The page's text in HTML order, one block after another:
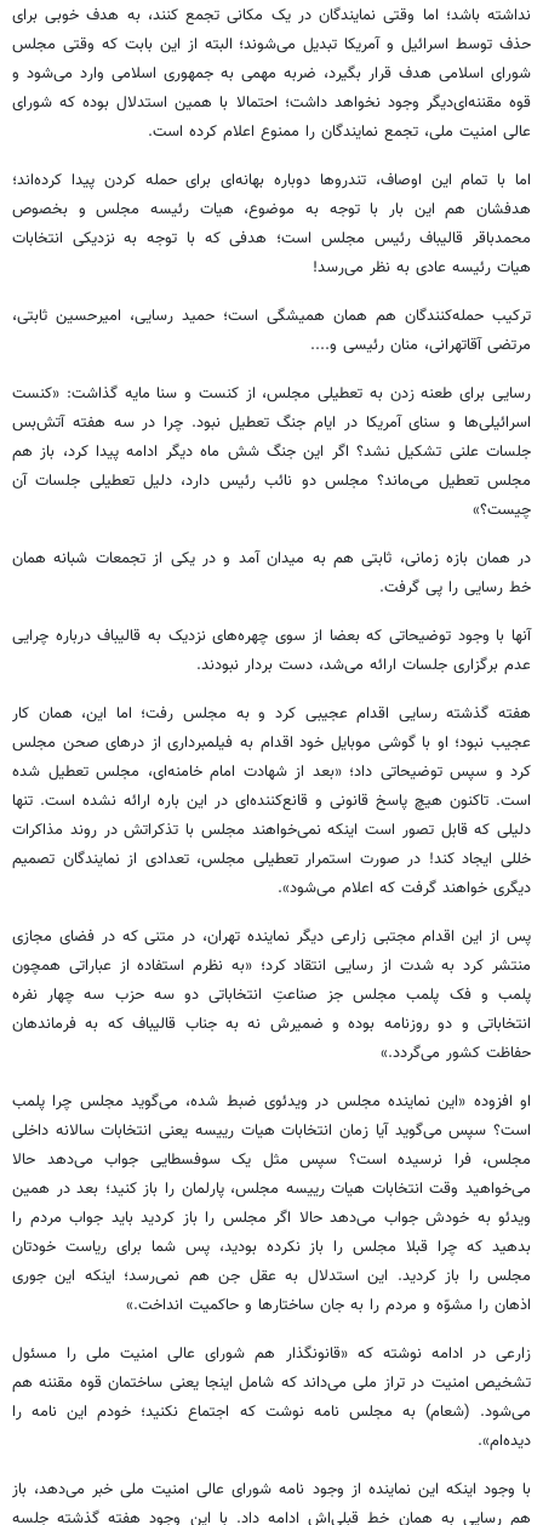
نداشته باشد؛ اما وقتی نمایندگان در یک مکانی تجمع کنند، به هدف خوبی برای
حذف توسط اسرائیل و آمریکا تبدیل می‌شوند؛ البته از این بابت که وقتی مجلس
شورای اسلامی هدف قرار بگیرد، ضربه مهمی به جمهوری اسلامی وارد می‌شود و
قوه مقننه‌ای‌دیگر وجود نخواهد داشت؛ احتمالا با همین استدلال بوده که شورای
عالی امنیت ملی، تجمع نمایندگان را ممنوع اعلام کرده است.
اما با تمام این اوصاف، تندروها دوباره بهانه‌ای برای حمله کردن پیدا کرده‌اند؛
هدفشان هم این بار با توجه به موضوع، هیات رئیسه مجلس و بخصوص
محمدباقر قالیباف رئیس مجلس است؛ هدفی که با توجه به نزدیکی انتخابات
هیات رئیسه عادی به نظر می‌رسد!
ترکیب حمله‌کنندگان هم همان همیشگی است؛ حمید رسایی، امیرحسین ثابتی،
مرتضی آقاتهرانی، منان رئیسی و....
رسایی برای طعنه زدن به تعطیلی مجلس، از کنست و سنا مایه گذاشت: «کنست
اسرائیلی‌ها و سنای آمریکا در ایام جنگ تعطیل نبود. چرا در سه هفته آتش‌بس
جلسات علنی تشکیل نشد؟ اگر این جنگ شش ماه دیگر ادامه پیدا کرد، باز هم
مجلس تعطیل می‌ماند؟ مجلس دو نائب‌ رئیس دارد، دلیل تعطیلی جلسات آن
چیست؟»
در همان بازه زمانی، ثابتی هم به میدان آمد و در یکی‌ از تجمعات شبانه همان
خط رسایی را پی گرفت.
آنها با وجود توضیحاتی که بعضا از سوی چهره‌های نزدیک به قالیباف‌ درباره چرایی
عدم برگزاری جلسات ارائه می‌شد، دست بردار نبودند.
هفته گذشته رسایی اقدام عجیبی کرد و به مجلس رفت؛ اما این، همان کار
عجیب نبود؛ او با گوشی موبایل خود اقدام به فیلمبرداری از درهای صحن مجلس
کرد و سپس توضیحاتی داد؛ «بعد از شهادت امام خامنه‌ای، مجلس تعطیل شده
است. تاکنون هیچ پاسخ قانونی و قانع‌کننده‌ای در این باره ارائه نشده است. تنها
دلیلی که قابل تصور است اینکه نمی‌خواهند مجلس با تذکراتش در روند مذاکرات
خللی ایجاد کند! در صورت استمرار تعطیلی مجلس، تعدادی از نمایندگان تصمیم
دیگری خواهند گرفت که اعلام می‌شود».
پس از این اقدام مجتبی زارعی دیگر نماینده تهران، در متنی که در فضای مجازی
منتشر کرد به شدت از رسایی انتقاد کرد؛ «به نظرم استفاده از عباراتی همچون
پلمب و فک پلمب مجلس جز صناعتِ انتخاباتی دو سه حزب سه چهار نفره
انتخاباتی و دو روزنامه بوده و ضمیرش نه به جناب قالیباف که به فرماندهان
حفاظت کشور می‌گردد.»
او افزوده «این نماینده مجلس در ویدئوی ضبط شده، می‌گوید مجلس چرا پلمب
است؟ سپس می‌گوید آیا زمان انتخابات هیات رییسه یعنی انتخابات سالانه داخلی
مجلس، فرا نرسیده است؟ سپس مثل یک سوفسطایی جواب می‌دهد حالا
می‌خواهید وقت انتخابات هیات رییسه مجلس، پارلمان را باز کنید؛ بعد در همین
ویدئو به خودش جواب می‌دهد حالا اگر مجلس را باز کردید باید جواب مردم را
بدهید که چرا قبلا مجلس را باز نکرده بودید، پس شما برای ریاست خودتان
مجلس را باز کردید. این استدلال به عقل جن هم نمی‌رسد؛ اینکه این جوری
اذهان را مشوّه و مردم را به جان ساختارها و حاکمیت انداخت.»
زارعی در ادامه نوشته که «قانونگذار هم شورای عالی امنیت ملی را مسئول
تشخیص امنیت در تراز ملی می‌داند که شامل اینجا یعنی ساختمان قوه مقننه هم
می‌شود. (شعام) به مجلس نامه نوشت که اجتماع نکنید؛ خودم این نامه را
دیده‌ام».
با وجود اینکه این نماینده از وجود نامه شورای عالی امنیت ملی خبر می‌دهد، باز
هم رسایی به همان خط قبلی‌اش ادامه داد. با این وجود هفته گذشته جلسه